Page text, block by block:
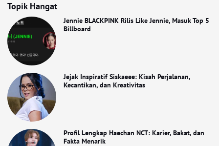
Topik Hangat
Jennie BLACKPINK Rilis Like Jennie, Masuk Top 5
Billboard
Jejak Inspiratif Siskaeee: Kisah Perjalanan,
Kecantikan, dan Kreativitas
Profil Lengkap Haechan NCT: Karier, Bakat, dan
Fakta Menarik